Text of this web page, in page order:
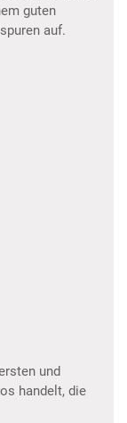
guten
auf.
und
handelt, die